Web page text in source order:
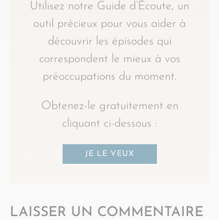
Utilisez notre Guide d’Écoute, un
outil précieux pour vous aider à
découvrir les épisodes qui
correspondent le mieux à vos
préoccupations du moment.
Obtenez-le gratuitement en
cliquant ci-dessous :
JE LE VEUX
LAISSER UN COMMENTAIRE